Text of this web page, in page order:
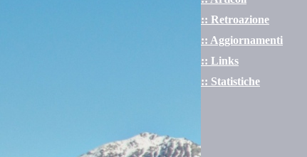
:: Retroazione
:: Aggiornamenti
:: Links
:: Statistiche